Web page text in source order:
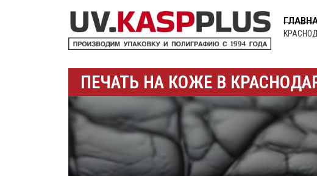
ПЕЧАТЬ НА КОЖЕ В